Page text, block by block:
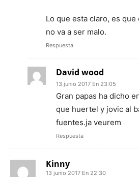
Lo que esta claro, es
no va a ser malo.
Respuesta
David wood
13 junio 2017 En 23:05
Gran papas ha dicho
que huertel y jovic al
fuentes.ja veurem
Respuesta
Kinny
13 junio 2017 En 22:30